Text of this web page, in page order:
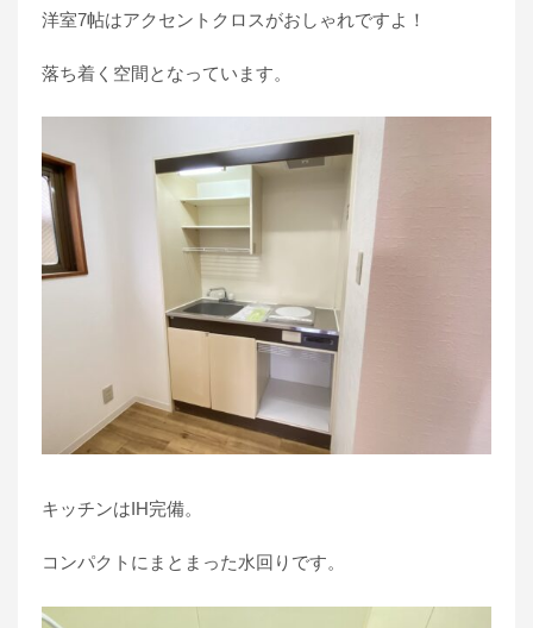
洋室7帖はアクセントクロスがおしゃれですよ！
落ち着く空間となっています。
キッチンはIH完備。
コンパクトにまとまった水回りです。